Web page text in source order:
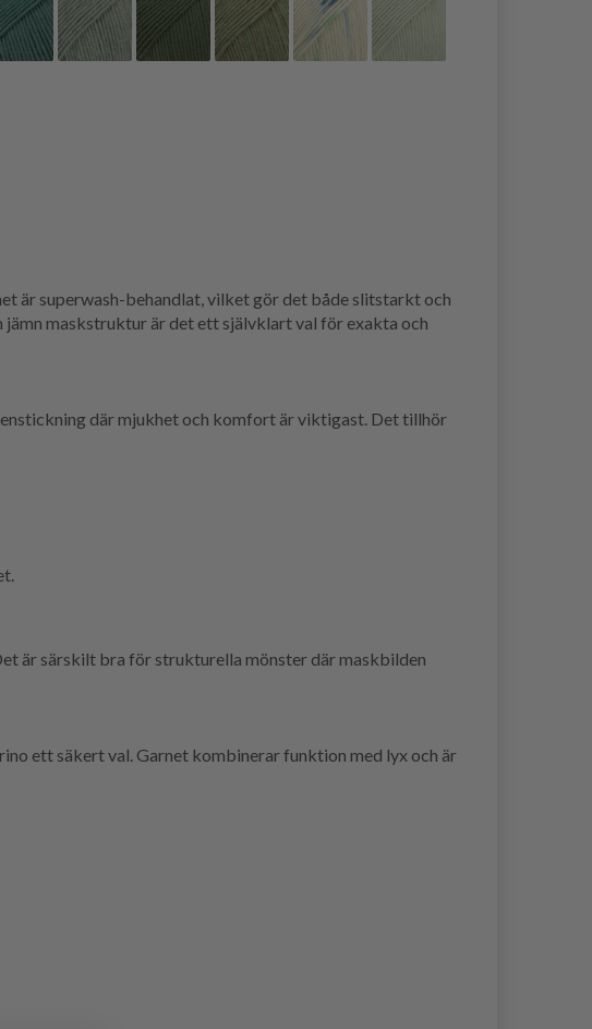
är superwash-behandlat, vilket gör det både slitstarkt och
maskstruktur är det ett självklart val för exakta och
där mjukhet och komfort är viktigast. Det tillhör
är särskilt bra för strukturella mönster där maskbilden
ett säkert val. Garnet kombinerar funktion med lyx och är